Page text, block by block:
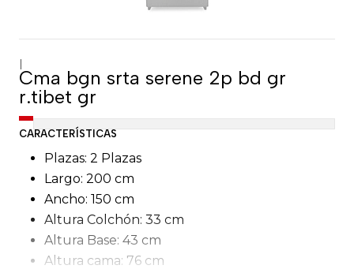
|
Cma bgn srta serene 2p bd gr
r.tibet gr
CARACTERÍSTICAS
Plazas: 2 Plazas
Largo: 200 cm
Ancho: 150 cm
Altura Colchón: 33 cm
Altura Base: 43 cm
Altura cama: 76 cm